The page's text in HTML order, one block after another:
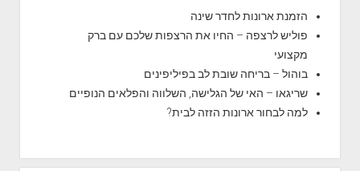
י
ם
ו
מ
ח
הזמנת ארונות לחדר שינה
פוליש לרצפה – החיו את הרצפות שלכם עם ברק
מקצועי
בוהול – בריחה שובת לב בפיליפינים
שריגאו – האי של הגלישה, השלווה והפלאים הנופיים
למה לבחור ארונות הזזה לבית?